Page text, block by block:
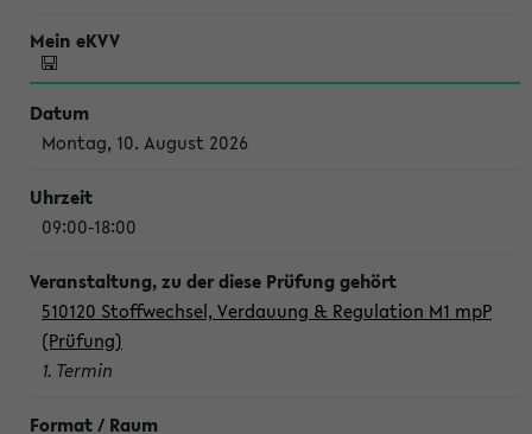
Montag, 10. August 2026
09:00-18:00
510120 Stoffwechsel, Verdauung & Regulation M1 mpP
(Prüfung)
1. Termin